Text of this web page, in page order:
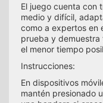
El juego cuenta con
medio y difícil,
como a expertos en
prueba y
el menor tiempo
Instrucciones:
En dispositivos
mantén presionado